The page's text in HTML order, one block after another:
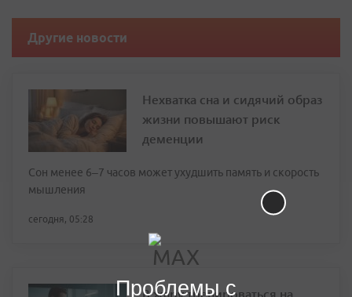
Другие новости
Нехватка сна и сидячий образ
жизни повышают риск
деменции
Сон менее 6–7 часов может ухудшить память и скорость
мышления
сегодня, 05:28
В жару тренироваться на
Проблемы с